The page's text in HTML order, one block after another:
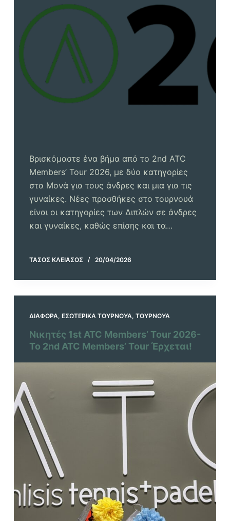
Βρισκόμαστε ένα βήμα από το 2nd ATC
Members’ Tour 2026, με δύο κατηγορίες
στα Μονά για τους άνδρες και μια για τις
γυναίκες. Νέες προσθήκες στο τουρνουά
είναι οι κατηγορίες των Διπλών σε άνδρες
και γυναίκες, καθώς επίσης και τα…
ΤΆΣΟΣ ΚΛΕΙΆΣΟΣ 20/04/2026
ΔΙΆΦΟΡΑ, ΕΣΩΤΕΡΙΚΆ ΤΟΥΡΝΟΥΆ, ΤΟΥΡΝΟΥΆ
Νικητές 1st ATC Members’ Tour 2026-
Το 2nd ATC Members’ Tour Έρχεται!